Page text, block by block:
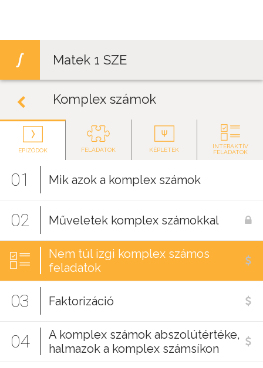
Matek 1 SZE
Komplex számok
EPIZÓDOK FELADATOK KÉPLETEK
INTERAKTÍV
FELADATOK
01 Mik azok a komplex számok
02 Műveletek komplex számokkal
Nem túl izgi komplex számos
feladatok
03 Faktorizáció
04
A komplex számok abszolútértéke,
halmazok a komplex számsíkon